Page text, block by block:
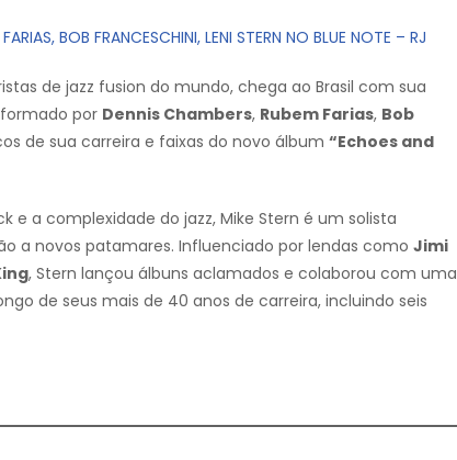
BOB FRANCESCHINI, LENI STERN NO BLUE NOTE – RJ
de jazz fusion do mundo, chega ao Brasil com sua
por Dennis Chambers, Rubem Farias, Bob
de sua carreira e faixas do novo álbum “Echoes and
a complexidade do jazz, Mike Stern é um solista
a novos patamares. Influenciado por lendas como Jimi
, Stern lançou álbuns aclamados e colaborou com uma
de seus mais de 40 anos de carreira, incluindo seis